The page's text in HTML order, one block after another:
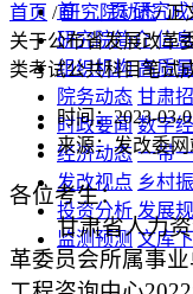
首 页 研究成
研究院简介 信
组织机构 高质
院务动态 甘肃
时政要闻 数字
经济动态 一带
发改视点 乡村
投资分析 发展
监测预测 文库
首页 /研究院动态/ 正
关于公布省发展改革
类考试公共科目笔试
时间：2023-03-
来源：发改委网
各位考生：
甘肃省人力资
革委员会所属事